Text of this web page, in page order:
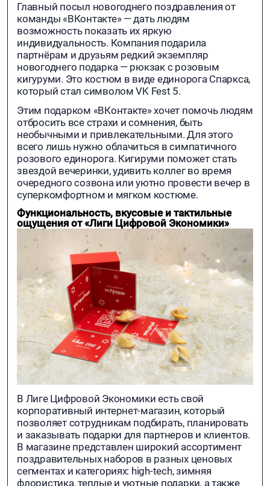
Главный посыл новогоднего поздравления от
команды «ВКонтакте» — дать людям
возможность показать их яркую
индивидуальность. Компания подарила
партнёрам и друзьям редкий экземпляр
новогоднего подарка — рюкзак с розовым
кигуруми. Это костюм в виде единорога Спаркса,
который стал символом VK Fest 5.
Этим подарком «ВКонтакте» хочет помочь людям
отбросить все страхи и сомнения, быть
необычными и привлекательными. Для этого
всего лишь нужно облачиться в симпатичного
розового единорога. Кигируми поможет стать
звездой вечеринки, удивить коллег во время
очередного созвона или уютно провести вечер в
суперкомфортном и мягком костюме.
Функциональность, вкусовые и тактильные
ощущения от «Лиги Цифровой Экономики»
В Лиге Цифровой Экономики есть свой
корпоративный интернет-магазин, который
позволяет сотрудникам подбирать, планировать
и заказывать подарки для партнеров и клиентов.
В магазине представлен широкий ассортимент
поздравительных наборов в разных ценовых
сегментах и категориях: high-tech, зимняя
флористика, теплые и уютные подарки, а также